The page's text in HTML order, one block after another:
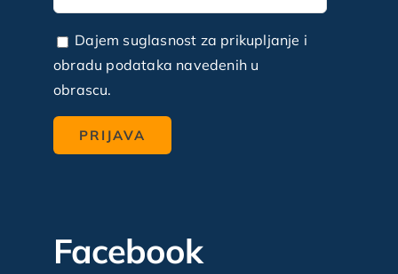
Dajem suglasnost za prikupljanje i
obradu podataka navedenih u
obrascu.
Facebook